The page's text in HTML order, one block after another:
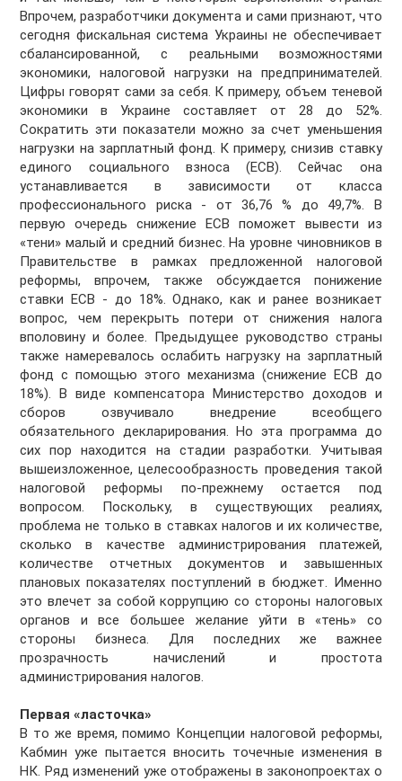
Впрочем, разработчики документа и сами признают, что
сегодня фискальная система Украины не обеспечивает
сбалансированной, с реальными возможностями
экономики, налоговой нагрузки на предпринимателей.
Цифры говорят сами за себя. К примеру, объем теневой
экономики в Украине составляет от 28 до 52%.
Сократить эти показатели можно за счет уменьшения
нагрузки на зарплатный фонд. К примеру, снизив ставку
единого социального взноса (ЕСВ). Сейчас она
устанавливается в зависимости от класса
профессионального риска - от 36,76 % до 49,7%. В
первую очередь снижение ЕСВ поможет вывести из
«тени» малый и средний бизнес. На уровне чиновников в
Правительстве в рамках предложенной налоговой
реформы, впрочем, также обсуждается понижение
ставки ЕСВ - до 18%. Однако, как и ранее возникает
вопрос, чем перекрыть потери от снижения налога
вполовину и более. Предыдущее руководство страны
также намеревалось ослабить нагрузку на зарплатный
фонд с помощью этого механизма (снижение ЕСВ до
18%). В виде компенсатора Министерство доходов и
сборов озвучивало внедрение всеобщего
обязательного декларирования. Но эта программа до
сих пор находится на стадии разработки. Учитывая
вышеизложенное, целесообразность проведения такой
налоговой реформы по-прежнему остается под
вопросом. Поскольку, в существующих реалиях,
проблема не только в ставках налогов и их количестве,
сколько в качестве администрирования платежей,
количестве отчетных документов и завышенных
плановых показателях поступлений в бюджет. Именно
это влечет за собой коррупцию со стороны налоговых
органов и все большее желание уйти в «тень» со
стороны бизнеса. Для последних же важнее
прозрачность начислений и простота
администрирования налогов.
Первая «ласточка»
В то же время, помимо Концепции налоговой реформы,
Кабмин уже пытается вносить точечные изменения в
НК. Ряд изменений уже отображены в законопроектах о